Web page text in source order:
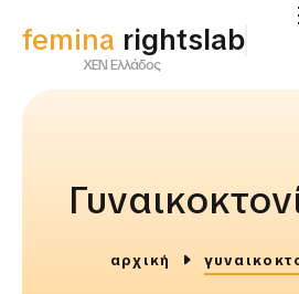
femina rightslab
ΧΕΝ Ελλάδος
αρχική